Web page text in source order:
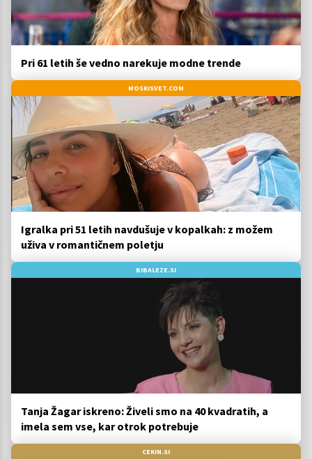
Pri 61 letih še vedno narekuje modne trende
MOSKISVET.COM
Igralka pri 51 letih navdušuje v kopalkah: z možem
uživa v romantičnem poletju
BIBALEZE.SI
Tanja Žagar iskreno: Živeli smo na 40 kvadratih, a
imela sem vse, kar otrok potrebuje
CEKIN.SI